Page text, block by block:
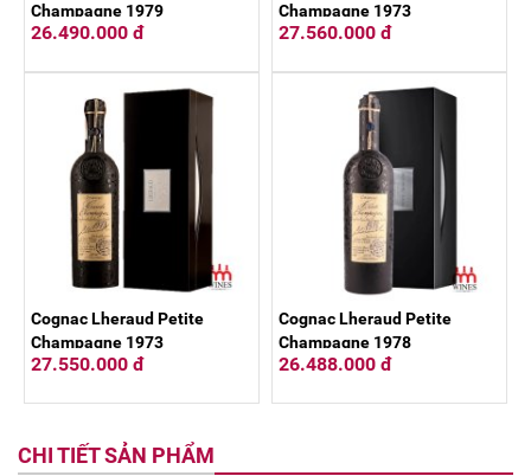
Champagne 1979
26.490.000 đ
Champagne 1973
27.560.000 đ
Cognac Lheraud Petite
Champagne 1973
27.550.000 đ
Cognac Lheraud Petite
Champagne 1978
26.488.000 đ
CHI TIẾT SẢN PHẨM